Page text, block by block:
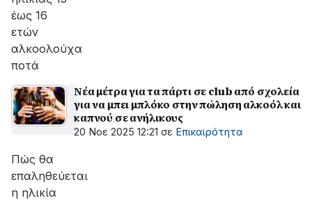
έως 16
ετών
αλκοολούχα
ποτά
Νέα μέτρα για τα πάρτι σε club από σχολεία
για να μπει μπλόκο στην πώληση αλκοόλ και
καπνού σε ανήλικους
20 Νοε 2025 12:21 σε Επικαιρότητα
Πώς θα
επαληθεύεται
η ηλικία